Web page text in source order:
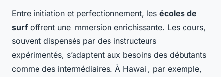
Entre initiation et perfectionnement, les écoles de
surf offrent une immersion enrichissante. Les cours,
souvent dispensés par des instructeurs
expérimentés, s’adaptent aux besoins des débutants
comme des intermédiaires. À Hawaii, par exemple,